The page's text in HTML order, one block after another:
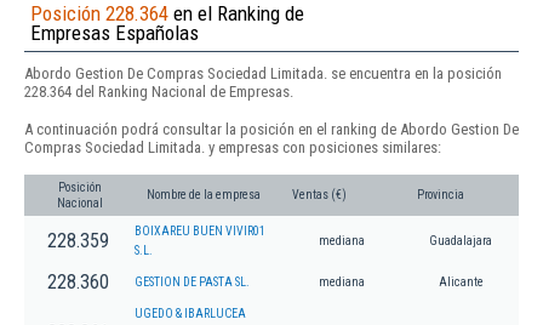
Posición 228.364 en el Ranking de
Empresas Españolas
Abordo Gestion De Compras Sociedad Limitada. se encuentra en la posición
228.364 del Ranking Nacional de Empresas.
A continuación podrá consultar la posición en el ranking de Abordo Gestion De
Compras Sociedad Limitada. y empresas con posiciones similares:
Posición
Nacional
Nombre de la empresa Ventas (€) Provincia
228.359
BOIXAREU BUEN VIVIR01
S.L.
mediana Guadalajara
228.360 GESTION DE PASTA SL. mediana Alicante
UGEDO & IBARLUCEA